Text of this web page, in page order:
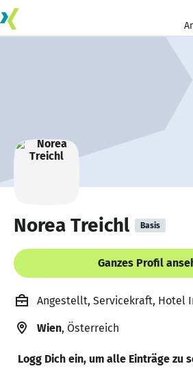
Norea Treichl Basis
Ganzes Profil
Angestellt, Servicekraft, Hotel
Wien, Österreich
Logg Dich ein, um alle Einträge zu